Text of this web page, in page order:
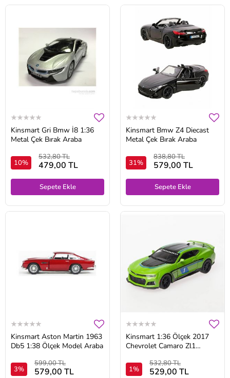
Kinsmart Gri Bmw İ8 1:36
Metal Çek Bırak Araba
10%
532,80 TL
479,00 TL
Sepete Ekle
Kinsmart Bmw Z4 Diecast
Metal Çek Bırak Araba
31%
838,80 TL
579,00 TL
Sepete Ekle
Kinsmart Aston Martin 1963
Db5 1:38 Ölçek Model Araba
3%
599,00 TL
579,00 TL
Kinsmart 1:36 Ölçek 2017
Chevrolet Camaro Zl1
1%
532,80 TL
529,00 TL